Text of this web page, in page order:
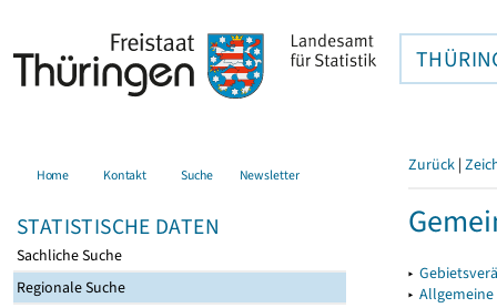
Home Kontakt Suche Newsletter
STATISTISCHE DATEN
Sachliche Suche
Regionale Suche
Zurück |
▸
▸